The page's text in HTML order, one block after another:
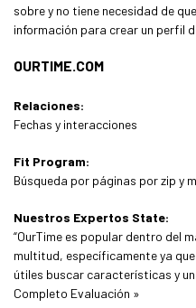
sobre y no tiene necesidad de
información para crear un perfil
OURTIME.COM
Relaciones:
Fechas y interacciones
Fit Program:
Búsqueda por páginas por zip y
Nuestros Expertos State:
“OurTime es popular dentro del
multitud, específicamente ya
útiles buscar características y
Completo Evaluación »